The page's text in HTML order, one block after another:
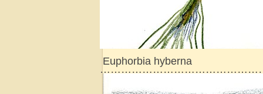
Euphorbia hyberna